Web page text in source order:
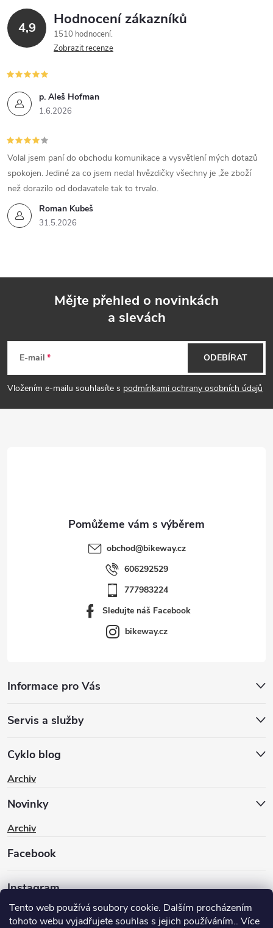
Tento web používá soubory cookie. Dalším procházením
tohoto webu vyjadřujete souhlas s jejich používáním.. Více
4,9 Hodnocení zákazníků
1510 hodnocení
Zobrazit recenze
p. Aleš Hofman
1.6.2026
Roman Kubeš
31.5.2026
Volal jsem paní do obchodu komunikace a vysvětlení mých dotazů
spokojen. Jediné za co jsem nedal hvězdičky všechny je ,že zboží
než dorazilo od dodavatele tak to trvalo.
p
Mějte přehled o novinkách
a slevách
E-mail
Vložením e-mailu souhlasíte s podmínkami ochrany osobních údajů
ODEBÍRAT
obchod@bikeway.cz
606292529
777983224
Sledujte náš Facebook
bikeway.cz
Informace pro Vás
Servis a služby
Cyklo blog
Archiv
Novinky
Archiv
Facebook
Instagram